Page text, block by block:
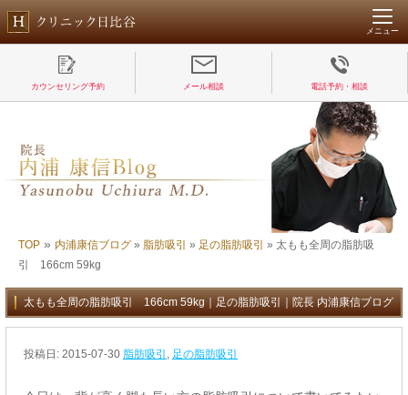
メニュー
カウンセリング予約 メール相談 電話予約・相談
TOP » 内浦康信ブログ » 脂肪吸引 » 足の脂肪吸引 » 太もも全周の脂肪吸
引 166cm 59kg
太もも全周の脂肪吸引 166cm 59kg｜足の脂肪吸引｜院長 内浦康信ブログ
投稿日: 2015-07-30 脂肪吸引 , 足の脂肪吸引